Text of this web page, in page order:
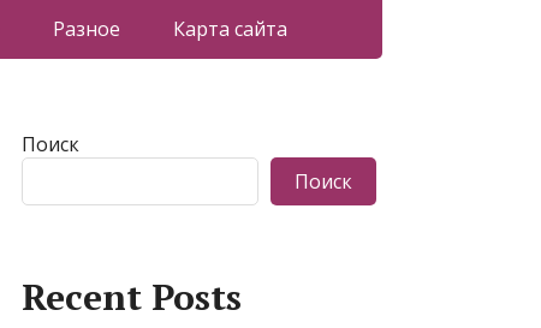
Разное Карта сайта
Поиск
Поиск
Recent Posts